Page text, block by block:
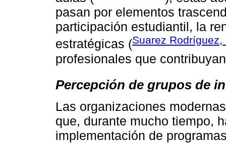
pasan por elementos
participación estudiantil, la
estratégicas (Suarez Rodríguez,
profesionales que
Percepción de grupos de
Las organizaciones
que, durante mucho tiempo,
implementación de